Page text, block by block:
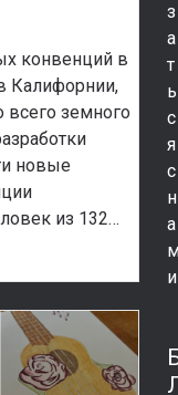
конвенций в
Калифорнии,
всего земного
новые
из 132…
з
а
т
ь
с
я
с
н
а
и